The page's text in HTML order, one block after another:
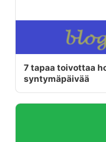
7 tapaa toivottaa
syntymäpäivää